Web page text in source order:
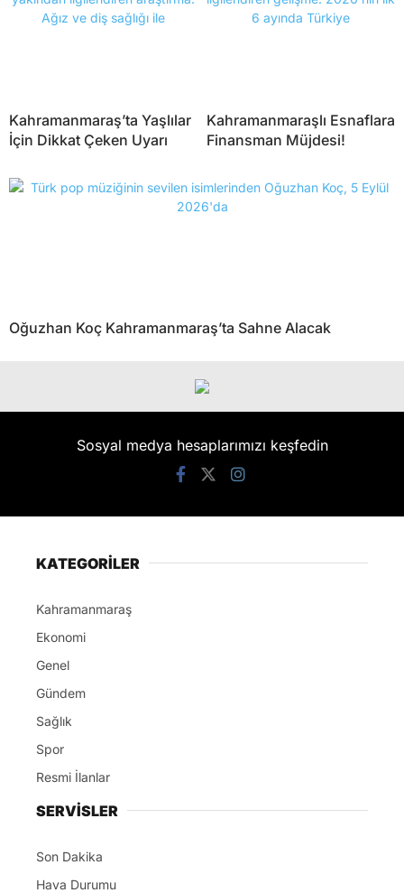
Kahramanmaraş’ta Yaşlılar
İçin Dikkat Çeken Uyarı
Kahramanmaraşlı Esnaflara
Finansman Müjdesi!
Oğuzhan Koç Kahramanmaraş’ta Sahne Alacak
Sosyal medya hesaplarımızı keşfedin
KATEGORİLER
Kahramanmaraş
Ekonomi
Genel
Gündem
Sağlık
Spor
Resmi İlanlar
SERVİSLER
Son Dakika
Hava Durumu